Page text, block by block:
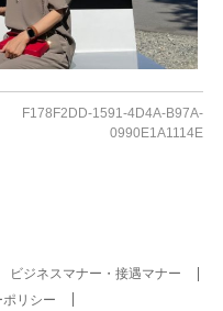
F178F2DD-1591-4D4A-B97A-
0990E1A1114E
ビジネスマナー・接遇マナー
リシー